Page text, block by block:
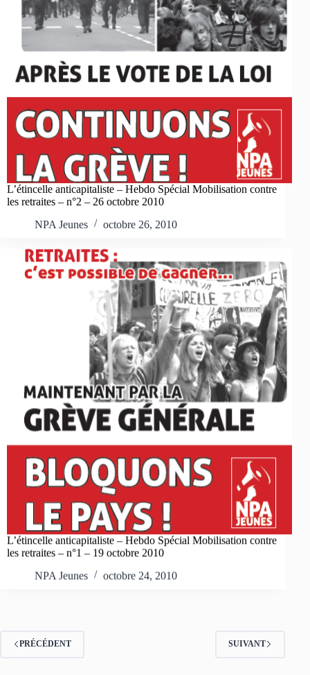
L’étincelle anticapitaliste – Hebdo Spécial Mobilisation contre
les retraites – n°2 – 26 octobre 2010
NPA Jeunes
octobre 26, 2010
L’étincelle anticapitaliste – Hebdo Spécial Mobilisation contre
les retraites – n°1 – 19 octobre 2010
NPA Jeunes
octobre 24, 2010
PRÉCÉDENT SUIVANT